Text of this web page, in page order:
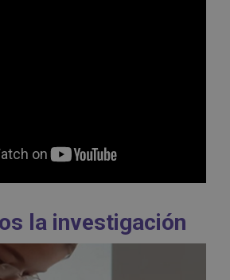
la investigación